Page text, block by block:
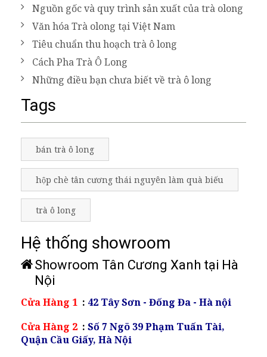
Nguồn gốc và quy trình sản xuất của trà olong
Văn hóa Trà olong tại Việt Nam
Tiêu chuẩn thu hoạch trà ô long
Cách Pha Trà Ô Long
Những điều bạn chưa biết về trà ô long
Tags
bán trà ô long
hộp chè tân cương thái nguyên làm quà biếu
trà ô long
Hệ thống showroom
Showroom Tân Cương Xanh tại Hà
Nội
Cửa Hàng 1 : 42 Tây Sơn - Đống Đa - Hà nội
Cửa Hàng 2 : Số 7 Ngõ 39 Phạm Tuấn Tài,
Quận Cầu Giấy, Hà Nội